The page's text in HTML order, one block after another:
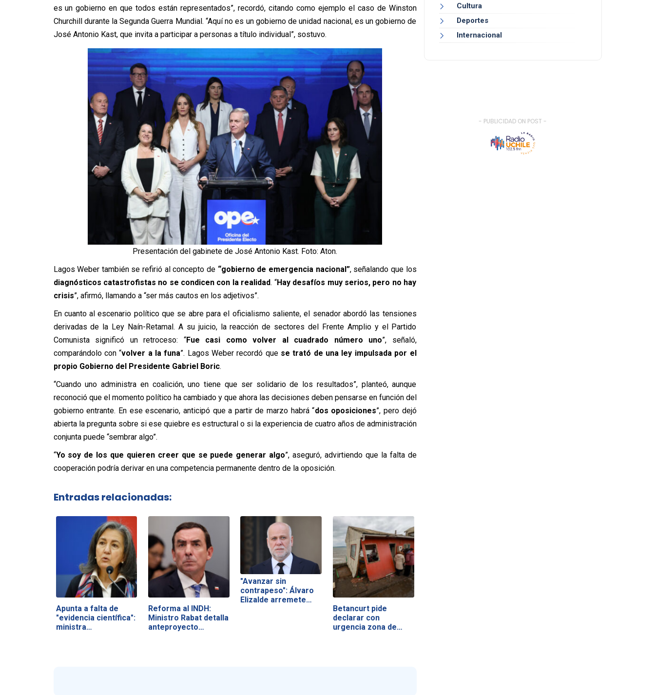
es un gobierno en que todos están representados”, recordó, citando como ejemplo el caso de Winston
Churchill durante la Segunda Guerra Mundial. “Aquí no es un gobierno de unidad nacional, es un gobierno de
José Antonio Kast, que invita a participar a personas a título individual”, sostuvo.
Presentación del gabinete de José Antonio Kast. Foto: Aton.
Lagos Weber también se refirió al concepto de “gobierno de emergencia nacional”, señalando que los
diagnósticos catastrofistas no se condicen con la realidad. “Hay desafíos muy serios, pero no hay
crisis”, afirmó, llamando a “ser más cautos en los adjetivos”.
En cuanto al escenario político que se abre para el oficialismo saliente, el senador abordó las tensiones
derivadas de la Ley Naín-Retamal. A su juicio, la reacción de sectores del Frente Amplio y el Partido
Comunista significó un retroceso: “Fue casi como volver al cuadrado número uno”, señaló,
comparándolo con “volver a la funa”. Lagos Weber recordó quese trató de una ley impulsada por el
propio Gobierno del Presidente Gabriel Boric.
“Cuando uno administra en coalición, uno tiene que ser solidario de los resultados”, planteó, aunque
reconoció que el momento político ha cambiado y que ahora las decisiones deben pensarse en función del
gobierno entrante. En ese escenario, anticipó que a partir de marzo habrá “dos oposiciones”, pero dejó
abierta la pregunta sobre si ese quiebre es estructural o si la experiencia de cuatro años de administración
conjunta puede “sembrar algo”.
“Yo soy de los que quieren creer que se puede generar algo”, aseguró, advirtiendo que la falta de
cooperación podría derivar en una competencia permanente dentro de la oposición.
Entradas relacionadas:
Apunta a falta de
"evidencia científica":
ministra…
Reforma al INDH:
Ministro Rabat detalla
anteproyecto…
"Avanzar sin
contrapeso": Álvaro
Elizalde arremete…
Betancurt pide
declarar con
urgencia zona de…
Cultura
Deportes
Internacional
- PUBLICIDAD ON POST -